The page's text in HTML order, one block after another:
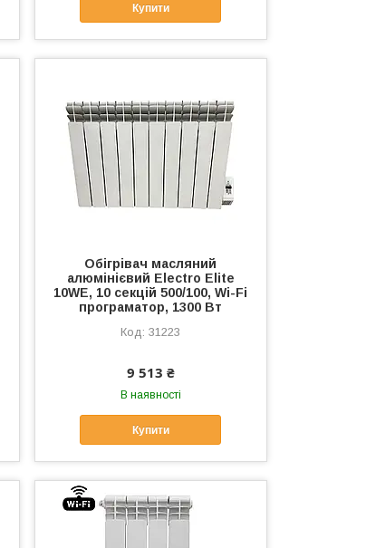
Купити
Обігрівач масляний
алюмінієвий Electro Elite
10WE, 10 секцій 500/100, Wi-Fi
програматор, 1300 Вт
31223
9 513 ₴
В наявності
Купити